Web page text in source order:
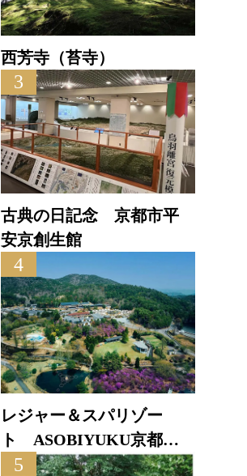
西芳寺（苔寺）
3
古典の日記念 京都市平
安京創生館
4
レジャー＆スパリゾー
ト ASOBIYUKU京都る
り渓温泉
5